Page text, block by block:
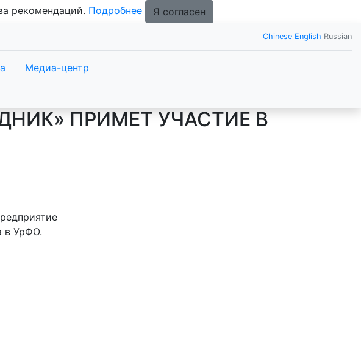
рекомендаций. Подробнее Я согласен
Chinese English Russian
Медиа-центр
ПРИМЕТ УЧАСТИЕ В
в УрФО.